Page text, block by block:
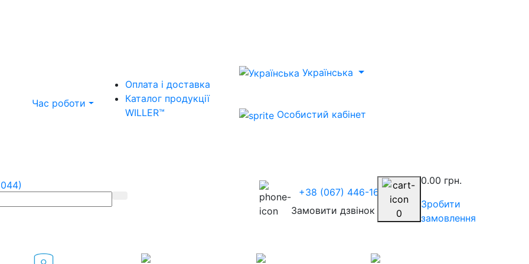
Час роботи
Оплата і доставка
Каталог продукції
WILLER™
Українська
Особистий кабінет
+38 (067) 446-1675
Замовити дзвінок
0
0.00 грн.
Зробити
замовлення